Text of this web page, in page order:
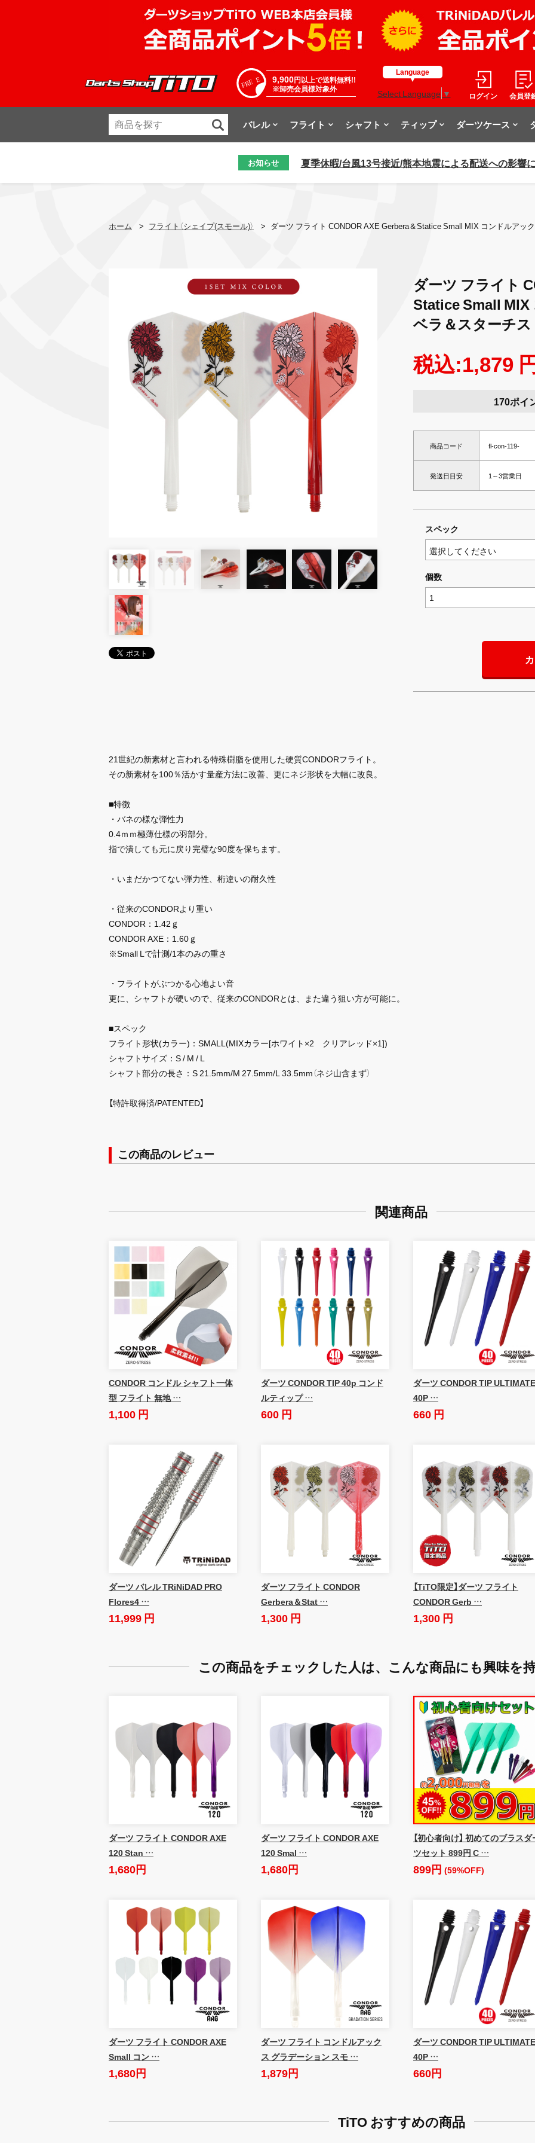
9,900円以上で送料無料!!
※卸売会員様対象外
Language
Select Language ▼ ログイン 会員登
バレル フライト シャフト ティップ ダーツケース
お知らせ 夏季休暇/台風13号接近/熊本地震による配送への影響
ホーム > フライト（シェイプ(スモール)） > ダーツ フライト CONDOR AXE Gerbera＆Statice Small MIX コンドルアッ
ダーツ フライト
Statice Small
ベラ＆スターチス
税込:1,879
170ポイ
商品コード fl-con-119-
発送日目安 1～3営業日
スペック
個数
21世紀の新素材と言われる特殊樹脂を使用した硬質CONDORフライト。
その新素材を100％活かす量産方法に改善、更にネジ形状を大幅に改良。
■特徴
・バネの様な弾性力
0.4ｍｍ極薄仕様の羽部分。
指で潰しても元に戻り完璧な90度を保ちます。
・いまだかつてない弾力性、桁違いの耐久性
・従来のCONDORより重い
CONDOR：1.42ｇ
CONDOR AXE：1.60ｇ
※Small Lで計測/1本のみの重さ
・フライトがぶつかる心地よい音
更に、シャフトが硬いので、従来のCONDORとは、また違う狙い方が可能に。
■スペック
フライト形状(カラー)：SMALL(MIXカラー[ホワイト×2 クリアレッド×1])
シャフトサイズ：S / M / L
シャフト部分の長さ：S 21.5mm/M 27.5mm/L 33.5mm（ネジ山含まず）
【特許取得済/PATENTED】
この商品のレビュー
関連商品
CONDOR コンドル シャフト一体
型 フライト 無地 …
1,100 円
ダーツ CONDOR TIP 40p コンド
ルティップ …
600 円
ダーツ CONDOR TIP ULTIMATE
40P …
660 円
ダーツ バレル TRiNiDAD PRO
Flores4 …
11,999 円
ダーツ フライト CONDOR
Gerbera＆Stat …
1,300 円
【TiTO限定】ダーツ フライト
CONDOR Gerb …
1,300 円
この商品をチェックした人は、 こんな商品にも興味を
ダーツ フライト CONDOR AXE
120 Stan …
1,680円
ダーツ フライト CONDOR AXE
120 Smal …
1,680円
【初心者向け】 初めてのブラスダ
ツセット 899円 C …
899円 (59%OFF)
ダーツ フライト CONDOR AXE
Small コン …
1,680円
ダーツ フライト コンドルアック
ス グラデーション スモ …
1,879円
ダーツ CONDOR TIP ULTIMATE
40P …
660円
TiTO おすすめの商品